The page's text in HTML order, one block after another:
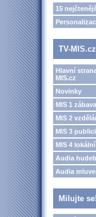
15
TV-
Hlavní
MIS.cz
Novinky
MIS 1 zábava
MIS 2
MIS 3
MIS 4 lokální
Audia
Audia
Milujte